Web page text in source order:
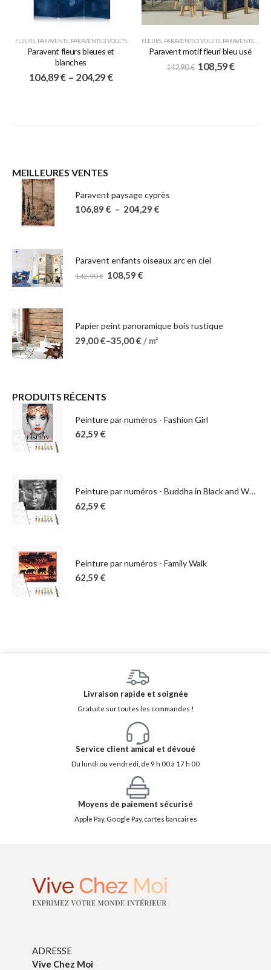
FLEURS, PARAVENTS, PARAVENTS 3 VOLETS
Paravent fleurs bleues et
blanches
106,89€ – 204,29 €
FLEURS PARAVENTS 3 VOLETS PARAVENTS JAPONAIS
Paravent motif fleuri bleu usé
142,90€ 108,59€
MEILLEURES VENTES
Paravent paysage cyprès
106,89 € – 204,29 €
Paravent enfants oiseaux arc en ciel
142,90€ 108,59 €
Papier peint panoramique bois rustique
29,00€–35,00€ / m²
PRODUITS RÉCENTS
Peinture par numéros - Fashion Girl
62,59 €
Peinture par numéros - Buddha in Black and White
62,59 €
Peinture par numéros - Family Walk
62,59 €
Livraison rapide et soignée
Gratuite sur toutes les commandes !
Service client amical et dévoué
Du lundi ou vendredi, de 9 h 00 à 17 h 00
Moyens de paiement sécurisé
Apple Pay, Google Pay, cartes bancaires
ADRESSE
Vive Chez Moi